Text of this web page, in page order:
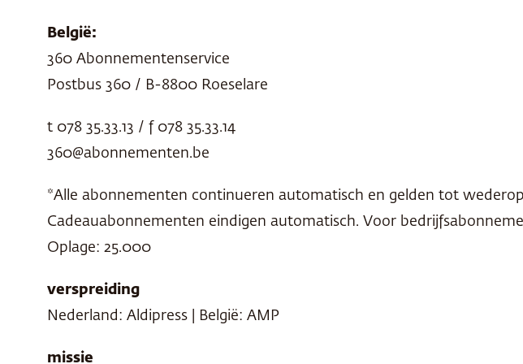
België:
360 Abonnementenservice
Postbus 360 / B-8800 Roeselare
t 078 35.33.13 / f 078 35.33.14
360@abonnementen.be
*Alle abonnementen continueren automatisch en gelden tot
Cadeauabonnementen eindigen automatisch. Voor
Oplage: 25.000
verspreiding
Nederland: Aldipress | België: AMP
missie